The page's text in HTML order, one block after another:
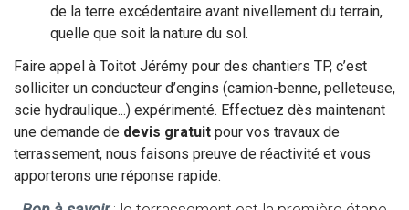
de la terre excédentaire avant nivellement du terrain,
quelle que soit la nature du sol.
Faire appel à Toitot Jérémy pour des chantiers TP, c’est
solliciter un conducteur d’engins (camion-benne, pelleteuse,
scie hydraulique...) expérimenté. Effectuez dès maintenant
une demande de devis gratuit pour vos travaux de
terrassement, nous faisons preuve de réactivité et vous
apporterons une réponse rapide.